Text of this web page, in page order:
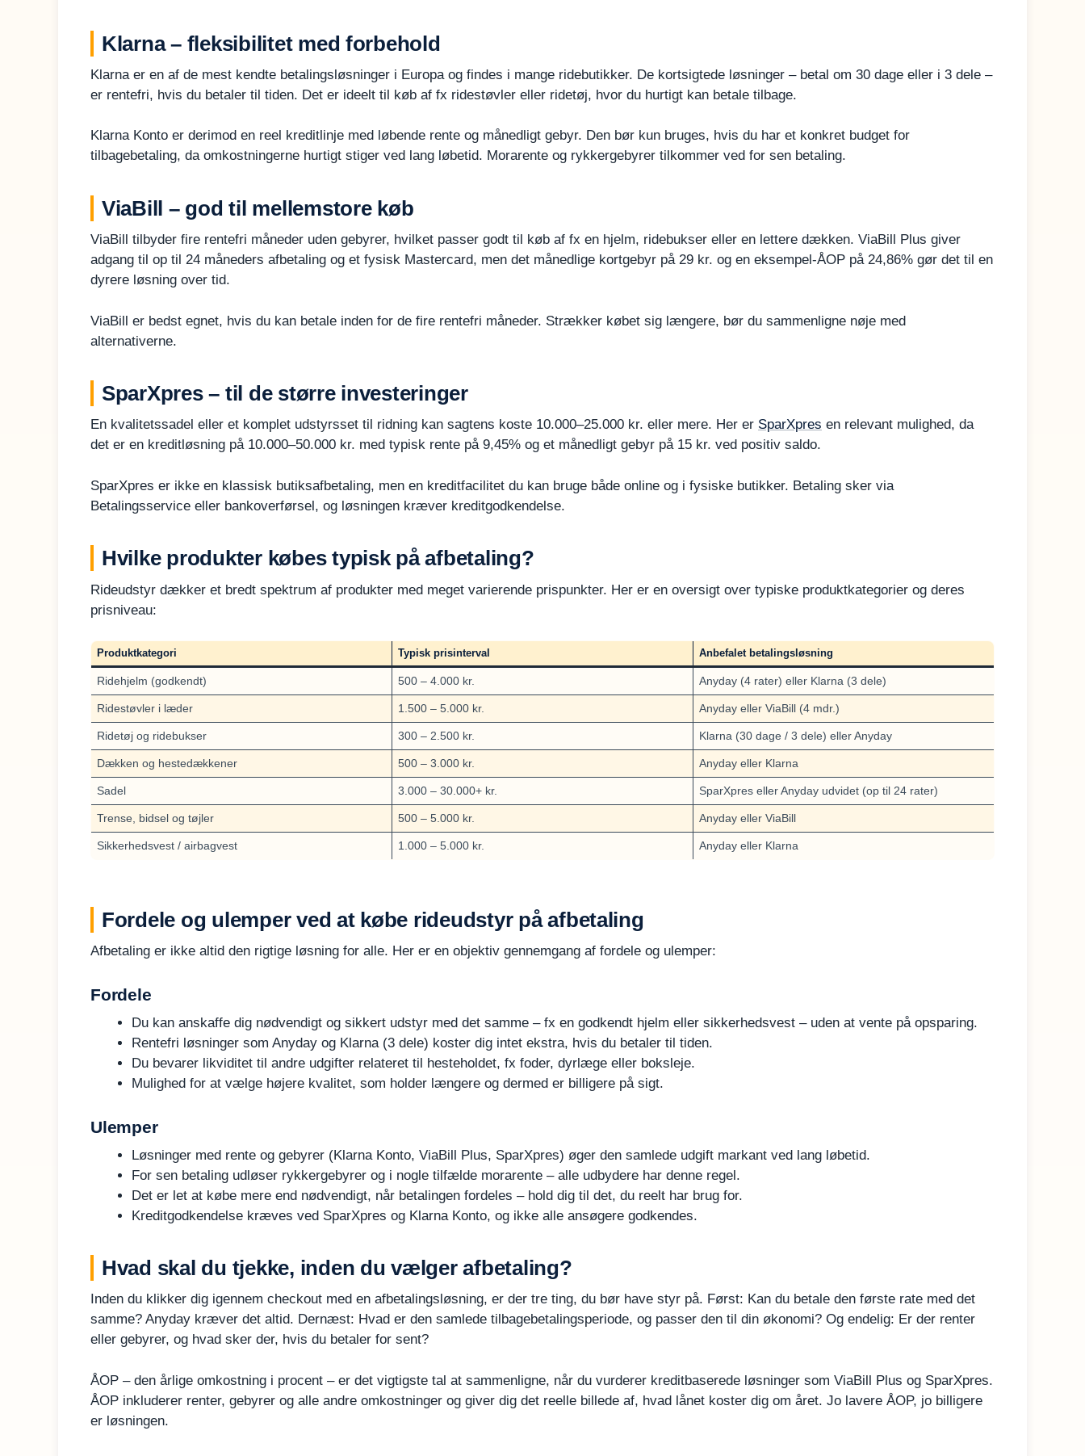
Klarna – fleksibilitet med forbehold
Klarna er en af de mest kendte betalingsløsninger i Europa og findes i mange ridebutikker. De kortsigtede løsninger – betal om 30 dage eller i 3 dele –
er rentefri, hvis du betaler til tiden. Det er ideelt til køb af fx ridestøvler eller ridetøj, hvor du hurtigt kan betale tilbage.
Klarna Konto er derimod en reel kreditlinje med løbende rente og månedligt gebyr. Den bør kun bruges, hvis du har et konkret budget for
tilbagebetaling, da omkostningerne hurtigt stiger ved lang løbetid. Morarente og rykkergebyrer tilkommer ved for sen betaling.
ViaBill – god til mellemstore køb
ViaBill tilbyder fire rentefri måneder uden gebyrer, hvilket passer godt til køb af fx en hjelm, ridebukser eller en lettere dækken. ViaBill Plus giver
adgang til op til 24 måneders afbetaling og et fysisk Mastercard, men det månedlige kortgebyr på 29 kr. og en eksempel-ÅOP på 24,86% gør det til en
dyrere løsning over tid.
ViaBill er bedst egnet, hvis du kan betale inden for de fire rentefri måneder. Strækker købet sig længere, bør du sammenligne nøje med
alternativerne.
SparXpres – til de større investeringer
En kvalitetssadel eller et komplet udstyrsset til ridning kan sagtens koste 10.000–25.000 kr. eller mere. Her er SparXpres en relevant mulighed, da
det er en kreditløsning på 10.000–50.000 kr. med typisk rente på 9,45% og et månedligt gebyr på 15 kr. ved positiv saldo.
SparXpres er ikke en klassisk butiksafbetaling, men en kreditfacilitet du kan bruge både online og i fysiske butikker. Betaling sker via
Betalingsservice eller bankoverførsel, og løsningen kræver kreditgodkendelse.
Hvilke produkter købes typisk på afbetaling?
Rideudstyr dækker et bredt spektrum af produkter med meget varierende prispunkter. Her er en oversigt over typiske produktkategorier og deres
prisniveau:
Produktkategori Typisk prisinterval Anbefalet betalingsløsning
Ridehjelm (godkendt) 500 – 4.000 kr. Anyday (4 rater) eller Klarna (3 dele)
Ridestøvler i læder 1.500 – 5.000 kr. Anyday eller ViaBill (4 mdr.)
Ridetøj og ridebukser 300 – 2.500 kr. Klarna (30 dage / 3 dele) eller Anyday
Dækken og hestedækkener 500 – 3.000 kr. Anyday eller Klarna
Sadel 3.000 – 30.000+ kr. SparXpres eller Anyday udvidet (op til 24 rater)
Trense, bidsel og tøjler 500 – 5.000 kr. Anyday eller ViaBill
Sikkerhedsvest / airbagvest 1.000 – 5.000 kr. Anyday eller Klarna
Fordele og ulemper ved at købe rideudstyr på afbetaling
Afbetaling er ikke altid den rigtige løsning for alle. Her er en objektiv gennemgang af fordele og ulemper:
Fordele
Du kan anskaffe dig nødvendigt og sikkert udstyr med det samme – fx en godkendt hjelm eller sikkerhedsvest – uden at vente på opsparing.
Rentefri løsninger som Anyday og Klarna (3 dele) koster dig intet ekstra, hvis du betaler til tiden.
Du bevarer likviditet til andre udgifter relateret til hesteholdet, fx foder, dyrlæge eller boksleje.
Mulighed for at vælge højere kvalitet, som holder længere og dermed er billigere på sigt.
Ulemper
Løsninger med rente og gebyrer (Klarna Konto, ViaBill Plus, SparXpres) øger den samlede udgift markant ved lang løbetid.
For sen betaling udløser rykkergebyrer og i nogle tilfælde morarente – alle udbydere har denne regel.
Det er let at købe mere end nødvendigt, når betalingen fordeles – hold dig til det, du reelt har brug for.
Kreditgodkendelse kræves ved SparXpres og Klarna Konto, og ikke alle ansøgere godkendes.
Hvad skal du tjekke, inden du vælger afbetaling?
Inden du klikker dig igennem checkout med en afbetalingsløsning, er der tre ting, du bør have styr på. Først: Kan du betale den første rate med det
samme? Anyday kræver det altid. Dernæst: Hvad er den samlede tilbagebetalingsperiode, og passer den til din økonomi? Og endelig: Er der renter
eller gebyrer, og hvad sker der, hvis du betaler for sent?
ÅOP – den årlige omkostning i procent – er det vigtigste tal at sammenligne, når du vurderer kreditbaserede løsninger som ViaBill Plus og SparXpres.
ÅOP inkluderer renter, gebyrer og alle andre omkostninger og giver dig det reelle billede af, hvad lånet koster dig om året. Jo lavere ÅOP, jo billigere
er løsningen.